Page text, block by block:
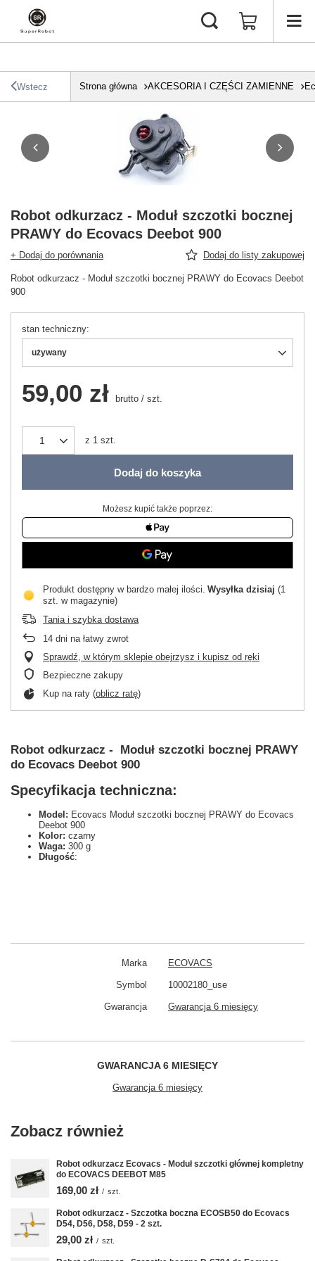
Wstecz Strona główna AKCESORIA I CZĘŚCI ZAMIENNE
Robot odkurzacz - Moduł szczotki bocznej
PRAWY do Ecovacs Deebot 900
+ Dodaj do porównania Dodaj do listy zakupowej
Robot odkurzacz - Moduł szczotki bocznej PRAWY do Ecovacs Deebot
900
stan techniczny
używany
59,00 zł brutto / szt.
z 1 szt.
Dodaj do koszyka
Możesz kupić także poprzez:
Produkt dostępny w bardzo małej ilości Wysyłka dzisiaj (1
szt. w magazynie)
Tania i szybka dostawa
14 dni na łatwy zwrot
Sprawdź, w którym sklepie obejrzysz i kupisz od ręki
Bezpieczne zakupy
Kup na raty (oblicz ratę)
Robot odkurzacz - Moduł szczotki bocznej PRAWY
do Ecovacs Deebot 900
Specyfikacja techniczna:
Model: Ecovacs Moduł szczotki bocznej PRAWY do Ecovacs
Deebot 900
Kolor: czarny
Waga: 300 g
Długość:
Marka ECOVACS
Symbol 10002180_use
Gwarancja Gwarancja 6 miesięcy
GWARANCJA 6 MIESIĘCY
Gwarancja 6 miesięcy
Zobacz również
Robot odkurzacz Ecovacs - Moduł szczotki głównej kompletny
do ECOVACS DEEBOT M85
169,00 zł / szt.
Robot odkurzacz - Szczotka boczna ECOSB50 do Ecovacs
D54, D56, D58, D59 - 2 szt.
29,00 zł / szt.